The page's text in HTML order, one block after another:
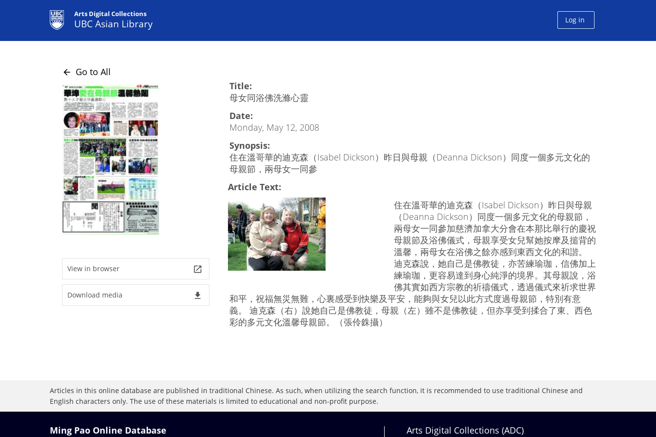
Arts Digital Collections
UBC Asian Library Log in
arrow_back Go to All
View in browser launch
Download media file_download
Title:
母女同浴佛洗滌心靈
Date:
Monday, May 12, 2008
Synopsis:
住在溫哥華的迪克森（Isabel Dickson）昨日與母親（Deanna Dickson）同度一個多元文化的
母親節，兩母女一同參
Article Text:
住在溫哥華的迪克森（Isabel Dickson）昨日與母親
（Deanna Dickson）同度一個多元文化的母親節，
兩母女一同參加慈濟加拿大分會在本那比舉行的慶祝
母親節及浴佛儀式，母親享受女兒幫她按摩及搥背的
溫馨，兩母女在浴佛之餘亦感到東西文化的和諧。
迪克森說，她自己是佛教徒，亦苦練瑜珈，信佛加上
練瑜珈，更容易達到身心純淨的境界。其母親說，浴
佛其實如西方宗教的祈禱儀式，透過儀式來祈求世界
和平，祝福無災無難，心裏感受到快樂及平安，能夠與女兒以此方式度過母親節，特別有意
義。 迪克森（右）說她自己是佛教徒，母親（左）雖不是佛教徒，但亦享受到揉合了東、西色
彩的多元文化溫馨母親節。（張伶銖攝）
Articles in this online database are published in traditional Chinese. As such, when utilizing the search function, it is recommended to use traditional Chinese and
English characters only. The use of these materials is limited to educational and non-profit purpose.
Ming Pao Online Database
Arts Digital Collections (ADC)